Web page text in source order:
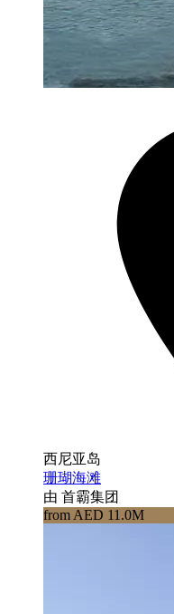
西尼亚岛
珊瑚海滩
由 首霸集团
from AED 11.0M